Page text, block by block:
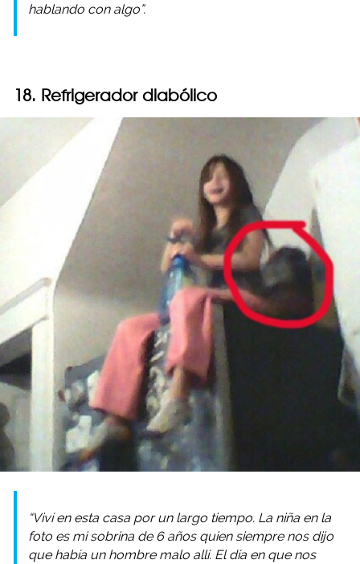
hablando con algo”.
18. Refrigerador diabólico
“Viví en esta casa por un largo tiempo. La niña en la
foto es mi sobrina de 6 años quien siempre nos dijo
que había un hombre malo allí. El día en que nos